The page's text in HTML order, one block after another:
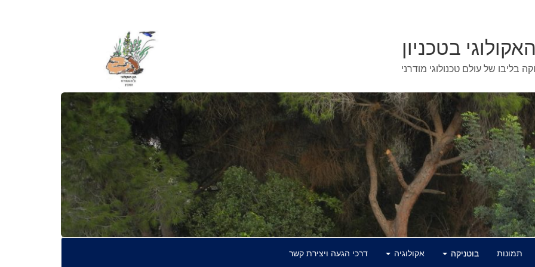
בטכניון
בליבו של עולם טכנולוגי מודרני
תמונות בוטניקה אקולוגיה דרכי הגעה ויצירת קשר